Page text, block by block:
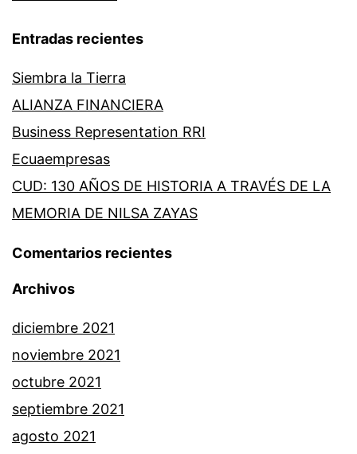
Entradas recientes
Siembra la Tierra
ALIANZA FINANCIERA
Business Representation RRI
Ecuaempresas
CUD: 130 AÑOS DE HISTORIA A TRAVÉS DE LA
MEMORIA DE NILSA ZAYAS
Comentarios recientes
Archivos
diciembre 2021
noviembre 2021
octubre 2021
septiembre 2021
agosto 2021